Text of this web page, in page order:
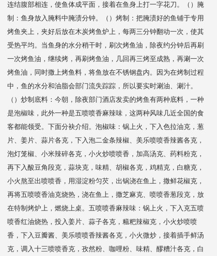
连结腹部相连，使鱼体成平面，接着在鱼身上打一字花刀。（）腌
制：鱼身放入腌料中腌渍分钟。（）烤制：把腌渍好的鱼铺于专用
烤鱼夹上，夹好后放在木炭烤鱼炉上，每两三分钟翻动一次，使其
受热平均。当鱼身的水分稍干时，刷次烤鱼油，除夜约分钟后再刷
一次烤鱼油，继续烤，再刷烤鱼油，几回再三烤至成熟，再涮一次
烤鱼油，同时撒上烤鱼料，将鱼放在不锈钢盘内。因为在烤制过程
中，鱼的水分和油脂会部门流失踪踪，所以要实时涮油、涮汁。
（）炒制底料：今朝，除夜部门酒店发卖的烤鱼有两种底料，一种
是泡椒味，此外一种是五喷喷香麻辣味，这两种风味几近全国的食
客都能领受。下面分袂介绍。泡椒味：锅上火，下入色拉油克，葱
片、姜片、蒜片各克，下入泡二金条辣椒、美乐喷喷香辣酱各克，
泡灯笼椒、小米辣碎各克，小火炒喷喷香，加高汤克、药料粉克，
再下入酸豆角段克，蒜块克，味精、胡椒各克，鸡精克，白糖克，
小火熬至出喷喷香，用湿淀粉匀芡，出锅浇在鱼上，撒鲜花椒克，
再将五喷喷香油克烧热，浇在鱼上，撒芝麻克、喷喷香葱段克，放
在特制烤炉上，燃烧上桌。五喷喷香麻辣味：锅上火，下入克五喷
喷香红油烧热，投入姜片、蒜子各克，糍粑辣椒克，小火炒喷喷
香，下入豆瓣酱、美乐喷喷香辣酱各克，小火微炒，接着插手鲜汤
克，调入十三喷喷香克，孜然粉、咖哩粉、味精、醪糟汁各克，白